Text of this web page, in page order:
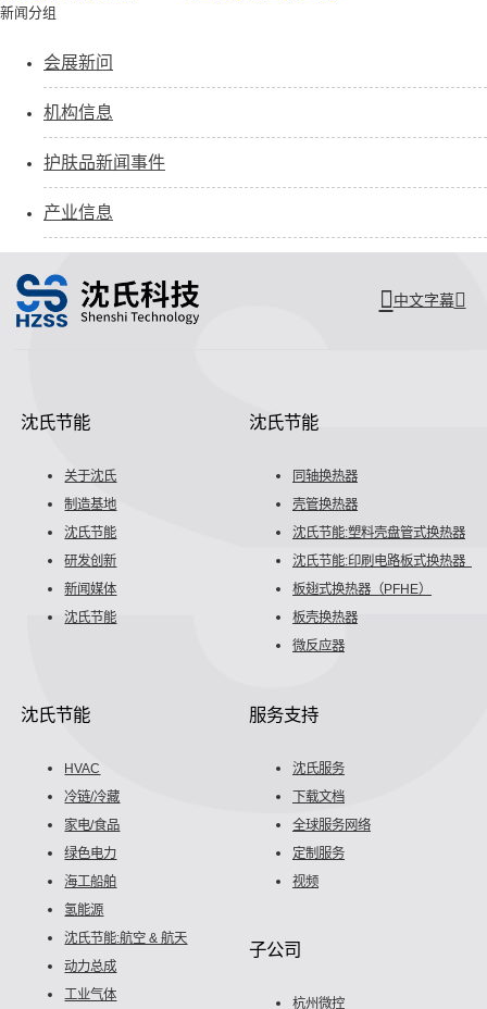
新闻分组
会展新问
机构信息
护肤品新闻事件
产业信息
中文字幕
沈氏节能
关于沈氏
制造基地
沈氏节能
研发创新
新闻媒体
沈氏节能
沈氏节能
同轴换热器
壳管换热器
沈氏节能:塑料壳盘管式换热器
沈氏节能:印刷电路板式换热器（
板翅式换热器（PFHE）
板壳换热器
微反应器
沈氏节能
HVAC
冷链/冷藏
家电/食品
绿色电力
海工船舶
氢能源
沈氏节能:航空 & 航天
动力总成
工业气体
服务支持
沈氏服务
下载文档
全球服务网络
定制服务
视频
子公司
杭州微控